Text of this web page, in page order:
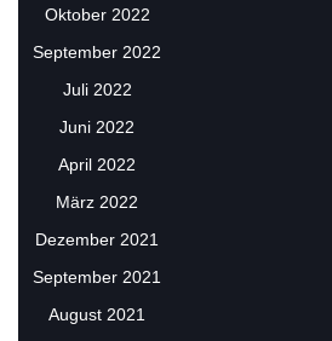
Oktober 2022
September 2022
Juli 2022
Juni 2022
April 2022
März 2022
Dezember 2021
September 2021
August 2021